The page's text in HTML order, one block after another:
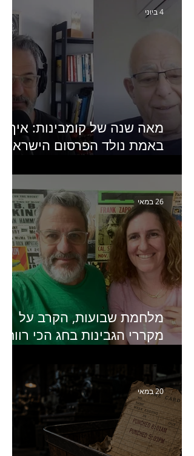
מאה שנה של קומבינות: איך
באמת נולד הפרסום
מחבר הספר "מסע פרסום:
פרקים בחיי הפרסום
4 ביוני
מלחמת שבועות, הקרב על
מקררי הגבינות בחג הכי רווחי
סמנכ״לית השיווק והמכירות
של מחלבות גד
26 במאי
20 במאי